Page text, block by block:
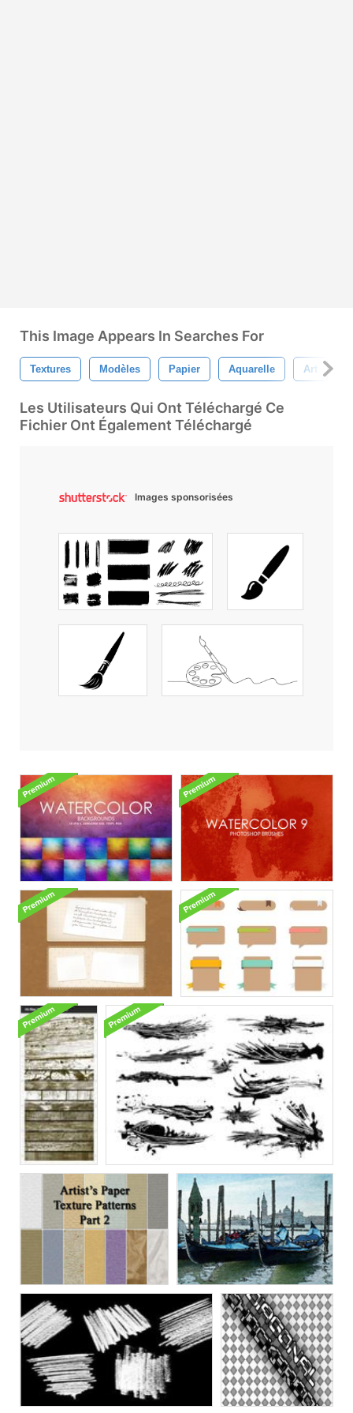
This Image Appears In Searches For
Textures Modèles Papier Aquarelle Art
Les Utilisateurs Qui Ont Téléchargé Ce
Fichier Ont Également Téléchargé
Images sponsorisées